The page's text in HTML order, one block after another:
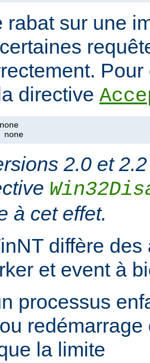
rabat sur une
directive
2.0 et
à cet effet.
diffère
et event à
processus
redémarrage
la limite